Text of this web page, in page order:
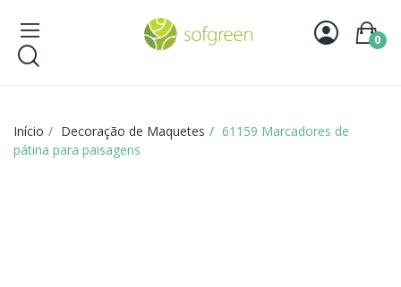
0
Início Decoração de Maquetes
61159 Marcadores de
pátina para paisagens